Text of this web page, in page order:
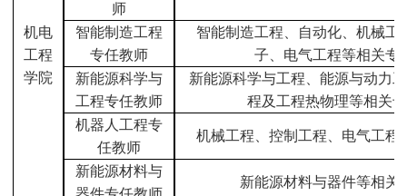
机电
工程
学院
师
智能制造工程
专任教师
智能制造工程、自动化、机械工
子、电气工程等相关专
新能源科学与
工程专任教师
新能源科学与工程、能源与动力
程及工程热物理等相关
机器人工程专
任教师
机械工程、控制工程、电气工程
新能源材料与
新能源材料与器件等相关